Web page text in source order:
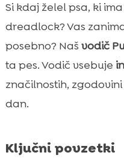
 Zgodovina
 Fizične
 Temperament in
 Nega in skrb za
 Prehrana za Puli
Zdravstvene
Si kdaj želel psa, ki
dreadlock? Vas
posebno? Naš vodič
ta pes. Vodič vsebuje
značilnostih,
dan.
Ključni povzetki